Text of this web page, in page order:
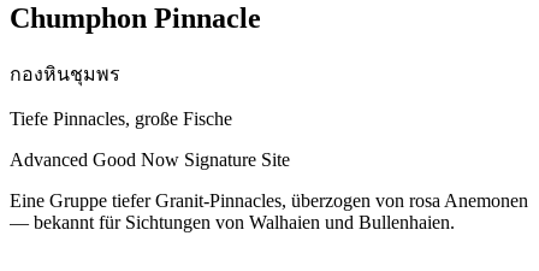
Chumphon Pinnacle
กองหินชุมพร
Tiefe Pinnacles, große Fische
Advanced Good Now Signature Site
Eine Gruppe tiefer Granit-Pinnacles, überzogen von rosa Anemonen
— bekannt für Sichtungen von Walhaien und Bullenhaien.